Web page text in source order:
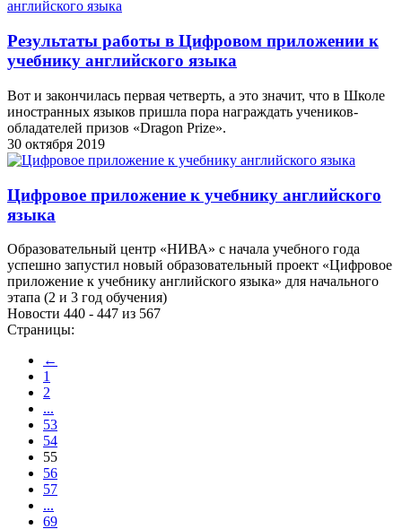
Результаты работы в Цифровом приложении к
учебнику английского языка
Вот и закончилась первая четверть, а это значит, что в Школе
иностранных языков пришла пора награждать учеников-
обладателей призов «Dragon Prize».
30 октября 2019
Цифровое приложение к учебнику английского
языка
Образовательный центр «НИВА» с начала учебного года
успешно запустил новый образовательный проект «Цифровое
приложение к учебнику английского языка» для начального
этапа (2 и 3 год обучения)
Новости 440 - 447 из 567
Страницы:
←
1
2
...
53
54
55
56
57
...
69